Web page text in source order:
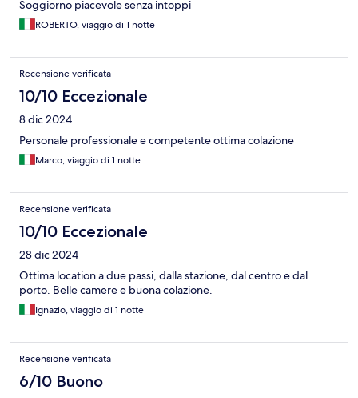
Soggiorno piacevole senza intoppi
ROBERTO, viaggio di 1 notte
Recensione verificata
10/10 Eccezionale
8 dic 2024
Personale professionale e competente ottima colazione
Marco, viaggio di 1 notte
Recensione verificata
10/10 Eccezionale
28 dic 2024
Ottima location a due passi, dalla stazione, dal centro e dal
porto. Belle camere e buona colazione.
Ignazio, viaggio di 1 notte
Recensione verificata
6/10 Buono